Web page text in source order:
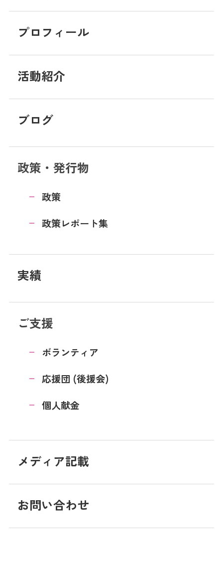
プロフィール
活動紹介
ブログ
政策・発行物
政策
政策レポート集
実績
ご支援
ボランティア
応援団 (後援会)
個人献金
メディア記載
お問い合わせ